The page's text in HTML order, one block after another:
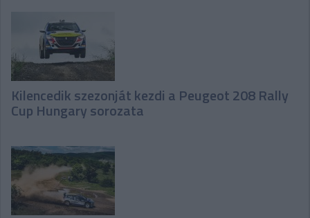
Kilencedik szezonját kezdi a Peugeot 208 Rally
Cup Hungary sorozata